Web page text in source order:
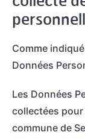
Comme
Données
Les Données
collectées pour
commune de